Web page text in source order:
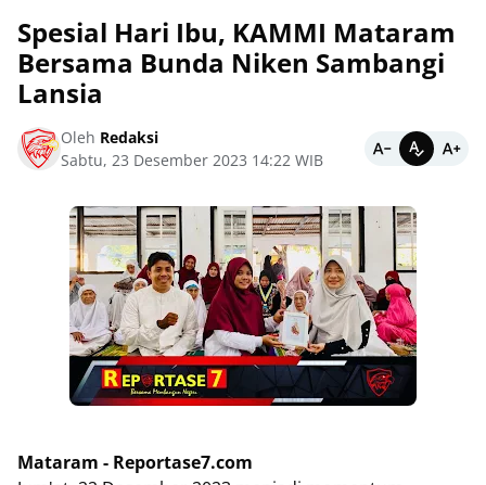
Spesial Hari Ibu, KAMMI Mataram
Bersama Bunda Niken Sambangi
Lansia
Oleh Redaksi
Sabtu, 23 Desember 2023 14:22 WIB
Mataram - Reportase7.com